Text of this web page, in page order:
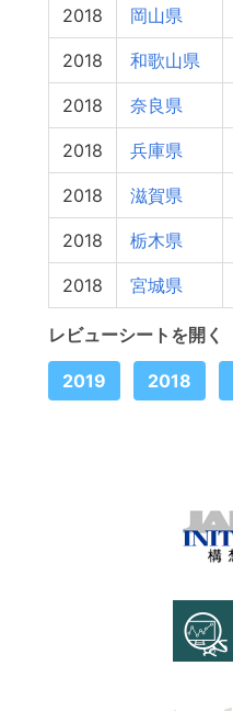
2018 岡山県
2018 和歌山県
2018 奈良県
2018 兵庫県
2018 滋賀県
2018 栃木県
2018 宮城県
レビューシートを開く
2019 2018